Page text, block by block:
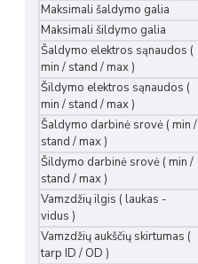
Maksimali šaldymo galia
Maksimali šildymo galia
Šaldymo elektros sąnaudos (
min / stand / max )
Šildymo elektros sąnaudos (
min / stand / max )
Šaldymo darbinė srovė ( min /
stand / max )
Šildymo darbinė srovė ( min /
stand / max )
Vamzdžių ilgis ( laukas -
vidus )
Vamzdžių aukščių skirtumas (
tarp ID / OD )